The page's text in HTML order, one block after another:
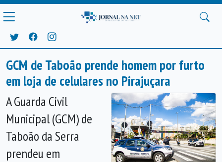
GCM de Taboão prende homem por furto
em loja de celulares no Pirajuçara
A Guarda Civil
Municipal (GCM) de
Taboão da Serra
prendeu em